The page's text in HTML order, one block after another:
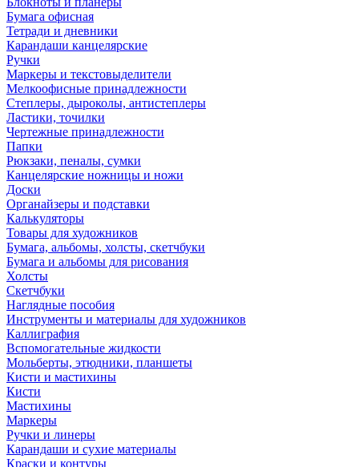
Бумага офисная
Тетради и дневники
Карандаши канцелярские
Ручки
Маркеры и текстовыделители
Мелкоофисные принадлежности
Степлеры, дыроколы, антистеплеры
Ластики, точилки
Чертежные принадлежности
Папки
Рюкзаки, пеналы, сумки
Канцелярские ножницы и ножи
Доски
Органайзеры и подставки
Калькуляторы
Товары для художников
Бумага, альбомы, холсты, скетчбуки
Бумага и альбомы для рисования
Холсты
Скетчбуки
Наглядные пособия
Инструменты и материалы для художников
Каллиграфия
Вспомогательные жидкости
Мольберты, этюдники, планшеты
Кисти и мастихины
Кисти
Мастихины
Маркеры
Ручки и линеры
Карандаши и сухие материалы
Краски и контуры